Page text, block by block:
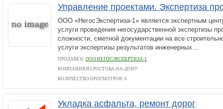
Управление проектами. Экспертиза
ООО «НегосЭкспертиза-1» является экспертным
услуги проведения негосударственной экспертизы
сложности, сметной документации на все
услуги экспертизы результатов инженерных...
ПРОДАВЕЦ: ООО НЕГОСЭКСПЕРТИЗА-1
КОМПАНИЯ ИЗ РОСТОВА-НА-ДОНУ
КОЛИЧЕСТВО ПРОСМОТРОВ: 6
Укладка асфальта, ремонт дорог